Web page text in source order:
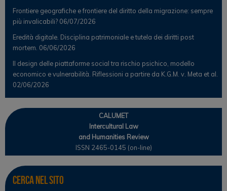
Frontiere geografiche e frontiere del diritto della migrazione: sempre
più invalicabili? 06/07/2026
Eredità digitale. Disciplina patrimoniale e tutela dei diritti post
mortem. 06/06/2026
Il design delle piattaforme social tra rischio psichico, modello
economico e vulnerabilità. Riflessioni a partire da K.G.M. v. Meta et al.
02/06/2026
CALUMET
Intercultural Law
and Humanities Review
ISSN 2465-0145 (on-line)
Cerca nel sito